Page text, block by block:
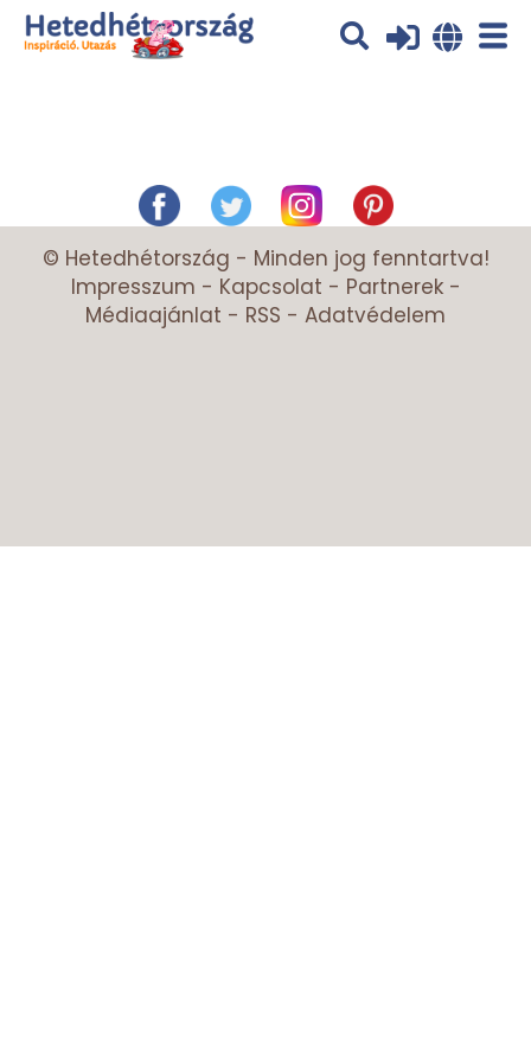
Az oldal sütiket (cookies) használ. További tájékoztatás itt:
tájékoztató
© Hetedhétország - Minden jog fenntartva!
Impresszum - Kapcsolat - Partnerek-
Médiaajánlat - RSS - Adatvédelem